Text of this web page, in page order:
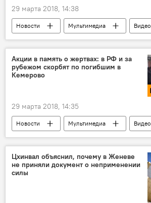
29 марта 2018, 14:38
Новости Мультимедиа Видео
Акции в память о жертвах: в РФ и за
рубежом скорбят по погибшим в
Кемерово
29 марта 2018, 14:35
Новости Мультимедиа Видео
Цхинвал объяснил, почему в Женеве
не приняли документ о неприменении
силы